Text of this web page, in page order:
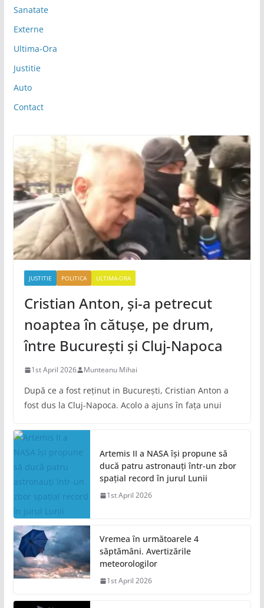
Sanatate
Externe
Ultima-Ora
Justitie
Auto
Contact
JUSTITIE POLITICA ULTIMA-ORA
Cristian Anton, și-a petrecut
noaptea în cătușe, pe drum,
între București și Cluj-Napoca
1st April 2026 Munteanu Mihai
După ce a fost reținut in București, Cristian Anton a
fost dus la Cluj-Napoca. Acolo a ajuns în fața unui
Artemis II a NASA își propune să
ducă patru astronauți într-un zbor
spațial record în jurul Lunii
1st April 2026
Vremea în următoarele 4
săptămâni. Avertizările
meteorologilor
1st April 2026